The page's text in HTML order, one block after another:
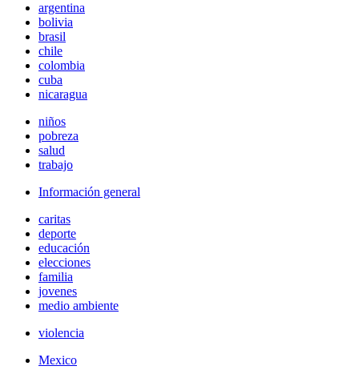
argentina
bolivia
brasil
chile
colombia
cuba
nicaragua
niños
pobreza
salud
trabajo
Información general
caritas
deporte
educación
elecciones
familia
jovenes
medio ambiente
violencia
Mexico